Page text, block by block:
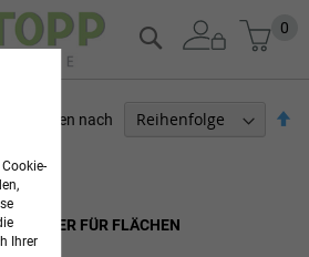
Zum
Inhalt
0
Suche
Sortieren nach
FÜR FLÄCHEN
Ihrer